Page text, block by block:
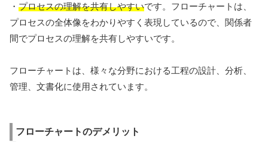
・ プロセスの理解を共有しやすいです。フローチャートは、
プロセスの全体像をわかりやすく表現しているので、関係者
間でプロセスの理解を共有しやすいです。
フローチャートは、様々な分野における工程の設計、分析、
管理、文書化に使用されています。
フローチャートのデメリット